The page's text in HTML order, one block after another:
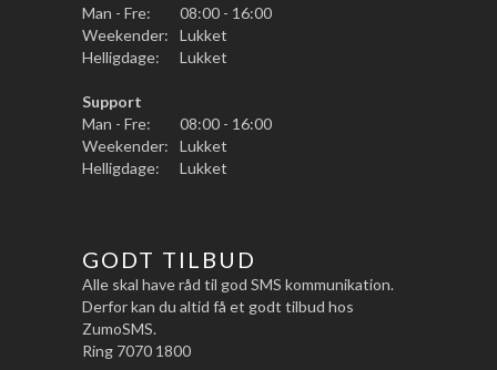
Man - Fre:
08:00 - 16:00
Weekender:
Lukket
Helligdage:
Lukket
Support
Man - Fre:
08:00 - 16:00
Weekender:
Lukket
Helligdage:
Lukket
GODT TILBUD
Alle skal have råd til god SMS kommunikation.
Derfor kan du altid få et godt tilbud hos
ZumoSMS.
Ring 7070 1800